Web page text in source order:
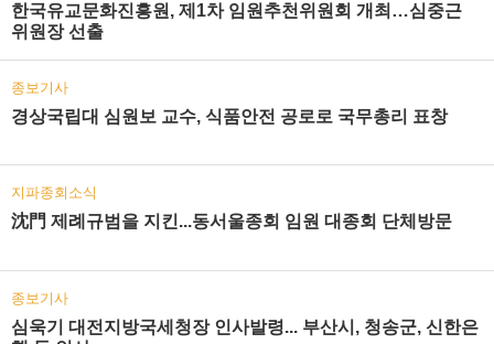
한국유교문화진흥원, 제1차 임원추천위원회 개최…심중근
위원장 선출
종보기사
경상국립대 심원보 교수, 식품안전 공로로 국무총리 표창
지파종회소식
沈門 제례규범을 지킨...동서울종회 임원 대종회 단체방문
종보기사
심욱기 대전지방국세청장 인사발령... 부산시, 청송군, 신한은